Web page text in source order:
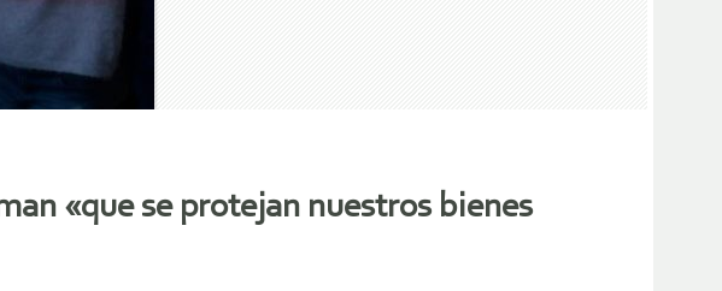
«que se protejan nuestros bienes